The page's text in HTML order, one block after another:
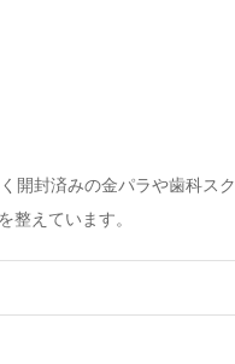
開封済みの金パラや歯科スク
整えています。